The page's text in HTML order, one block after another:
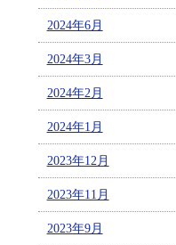
2024年6月
2024年3月
2024年2月
2024年1月
2023年12月
2023年11月
2023年9月